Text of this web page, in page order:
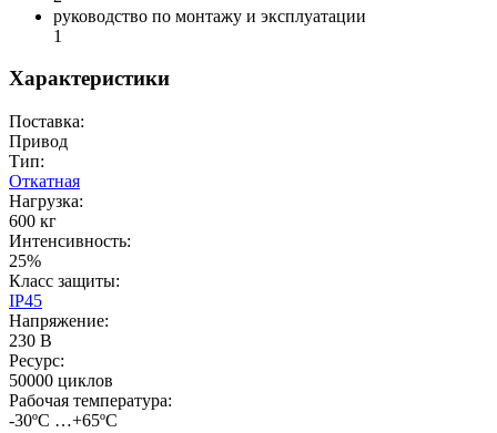
руководство по монтажу и эксплуатации
1
Характеристики
Поставка:
Привод
Тип:
Откатная
Нагрузка:
600 кг
Интенсивность:
25%
Класс защиты:
IP45
Напряжение:
230 В
Ресурс:
50000 циклов
Рабочая температура:
-30ºС …+65ºС